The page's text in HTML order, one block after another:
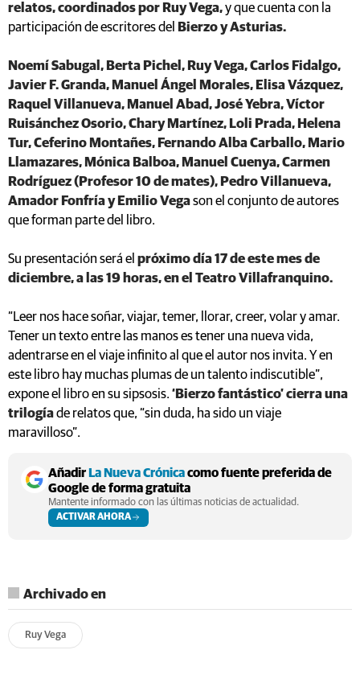
relatos, coordinados por Ruy Vega,y que cuenta con la
participación de escritores del
Bierzo y Asturias.
Noemí Sabugal, Berta Pichel, Ruy Vega, Carlos Fidalgo,
Javier F. Granda, Manuel Ángel Morales, Elisa Vázquez,
Raquel Villanueva, Manuel Abad, José Yebra, Víctor
Ruisánchez Osorio, Chary Martínez, Loli Prada, Helena
Tur, Ceferino Montañes, Fernando Alba Carballo, Mario
Llamazares, Mónica Balboa, Manuel Cuenya, Carmen
Rodríguez (Profesor 10 de mates), Pedro Villanueva,
Amador Fonfría y Emilio Vegason el conjunto de autores
que forman parte del libro.
Su presentación será el próximo día 17 de este mes de
diciembre, a las 19 horas, en el Teatro Villafranquino.
“Leer nos hace soñar, viajar, temer, llorar, creer, volar y amar.
Tener un texto entre las manos es tener una nueva vida,
adentrarse en el viaje infinito al que el autor nos invita. Y en
este libro hay muchas plumas de un talento indiscutible”,
expone el libro en su sipsosis. ‘Bierzo fantástico’ cierra una
trilogíade relatos que, “sin duda, ha sido un viaje
maravilloso”.
AñadirLa Nueva Crónicacomo fuente preferida de
Google de forma gratuita
Mantente informado con las últimas noticias de actualidad.
ACTIVAR AHORA
Archivado en
Ruy Vega